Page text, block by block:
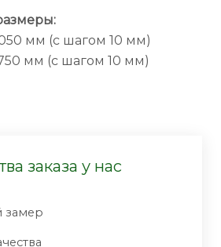
мм (с шагом 10 мм)
мм (с шагом 10 мм)
заказа у нас
замер